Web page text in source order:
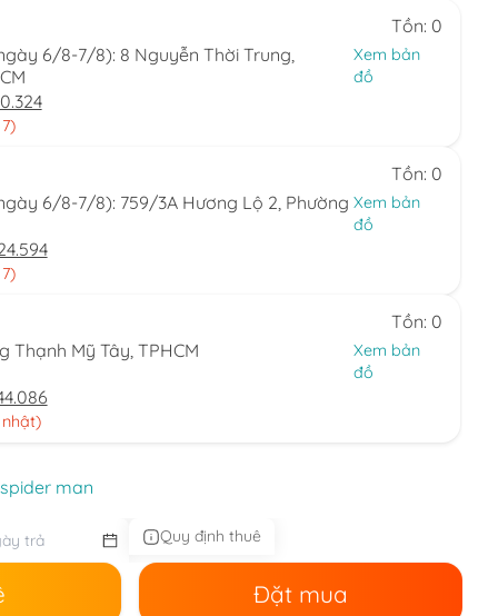
Tồn: 0
6/8-7/8): 8 Nguyễn Thời Trung,
Xem bản
đồ
Tồn: 0
6/8-7/8): 759/3A Hương Lộ 2, Phường Xem bản
đồ
Tồn: 0
Thạnh Mỹ Tây, TPHCM
Xem bản
đồ
man
Quy định thuê
Đặt mua